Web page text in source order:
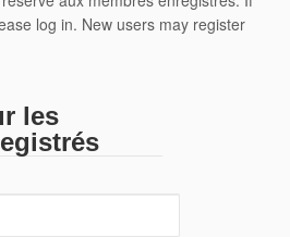
log in. New users may register
les